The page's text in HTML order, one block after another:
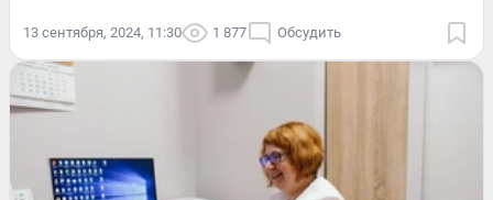
13 сентября, 2024, 11:30 1 877 Обсудить